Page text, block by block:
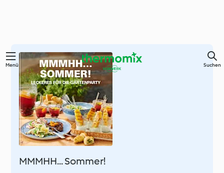
Zum
Hauptinhalt
springen
Menü Suchen
MMMHH... Sommer!